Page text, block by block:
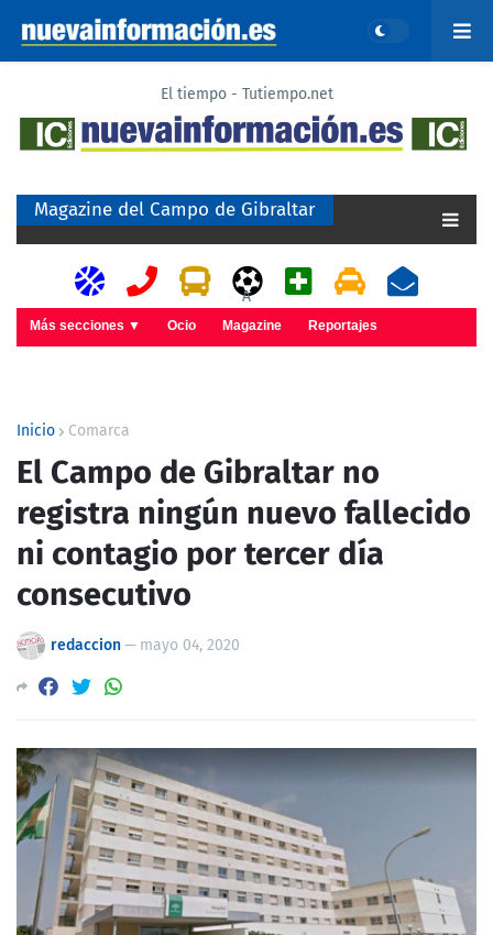
El tiempo - Tutiempo.net
Magazine del Campo de Gibraltar
A
Más secciones ▼ Ocio Magazine Reportajes
Inicio Comarca
El Campo de Gibraltar no
registra ningún nuevo fallecido
ni contagio por tercer día
consecutivo
redaccion— mayo 04, 2020